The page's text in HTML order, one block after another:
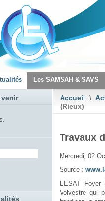
Les SAMSAH & SAVS
Accueil \
(Rieux)
Travaux
Mercredi, 02
Source :
L’ESAT
Volvestre qui
venir